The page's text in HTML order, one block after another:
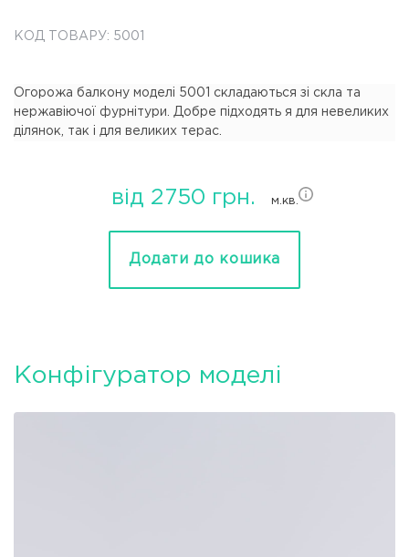
КОД ТОВАРУ: 5001
Огорожа балкону моделі 5001 складаються зі скла та
нержавіючої фурнітури. Добре підходять я для невеликих
ділянок, так і для великих терас.
від 2750 грн. м.кв.
Додати до кошика
Конфігуратор моделі